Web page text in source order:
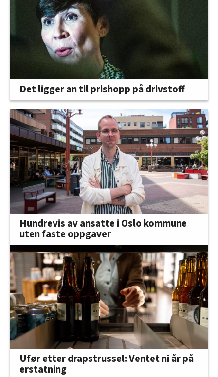
Det ligger an til prishopp på drivstoff
Hundrevis av ansatte i Oslo kommune
uten faste oppgaver
Ufør etter drapstrussel: Ventet ni år på
erstatning